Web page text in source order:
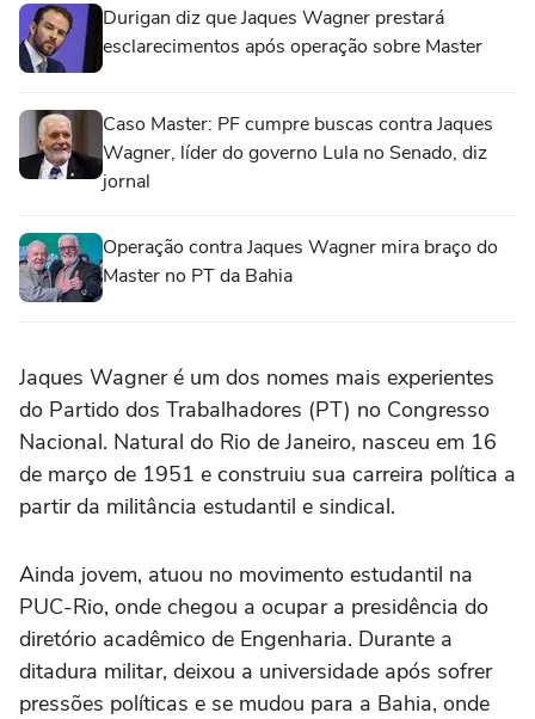
Durigan diz que Jaques Wagner prestará
esclarecimentos após operação sobre Master
Caso Master: PF cumpre buscas contra Jaques
Wagner, líder do governo Lula no Senado, diz
jornal
Operação contra Jaques Wagner mira braço do
Master no PT da Bahia
Jaques Wagner é um dos nomes mais experientes
do Partido dos Trabalhadores (PT) no Congresso
Nacional. Natural do Rio de Janeiro, nasceu em 16
de março de 1951 e construiu sua carreira política a
partir da militância estudantil e sindical.
Ainda jovem, atuou no movimento estudantil na
PUC-Rio, onde chegou a ocupar a presidência do
diretório acadêmico de Engenharia. Durante a
ditadura militar, deixou a universidade após sofrer
pressões políticas e se mudou para a Bahia, onde